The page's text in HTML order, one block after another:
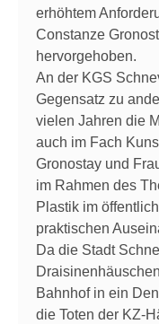
erhöhtem
Constanze
hervorgehoben.
An der KGS
Gegensatz zu
vielen Jahren die
auch im Fach
Gronostay und
im Rahmen des
Plastik im
praktischen
Da die Stadt
Bahnhof in ein
die Toten der KZ-